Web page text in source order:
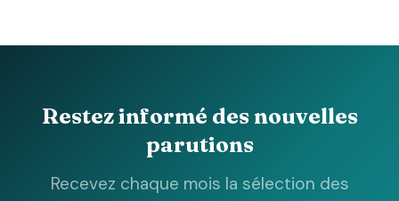
Restez informé des nouvelles
parutions
Recevez chaque mois la sélection des